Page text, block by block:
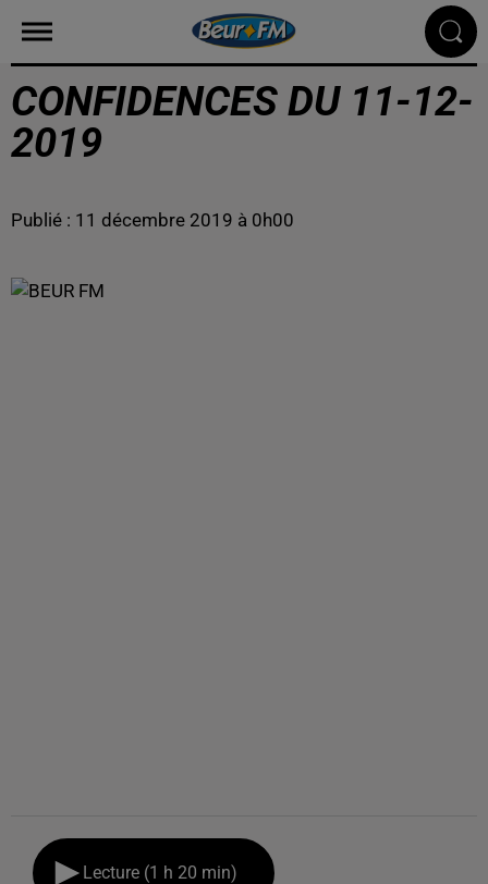
CONFIDENCES DU 11-12-
2019
Publié : 11 décembre 2019 à 0h00
Lecture (1 h 20 min)